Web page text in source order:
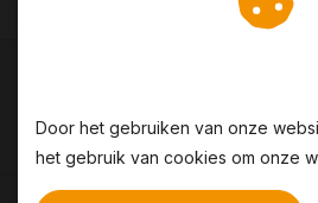
Door het gebruiken van onze
het gebruik van cookies om onze